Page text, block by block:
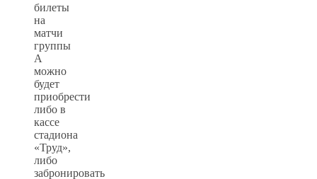
билеты
на
матчи
группы
А
можно
будет
приобрести
либо в
кассе
стадиона
«Труд»,
либо
забронировать